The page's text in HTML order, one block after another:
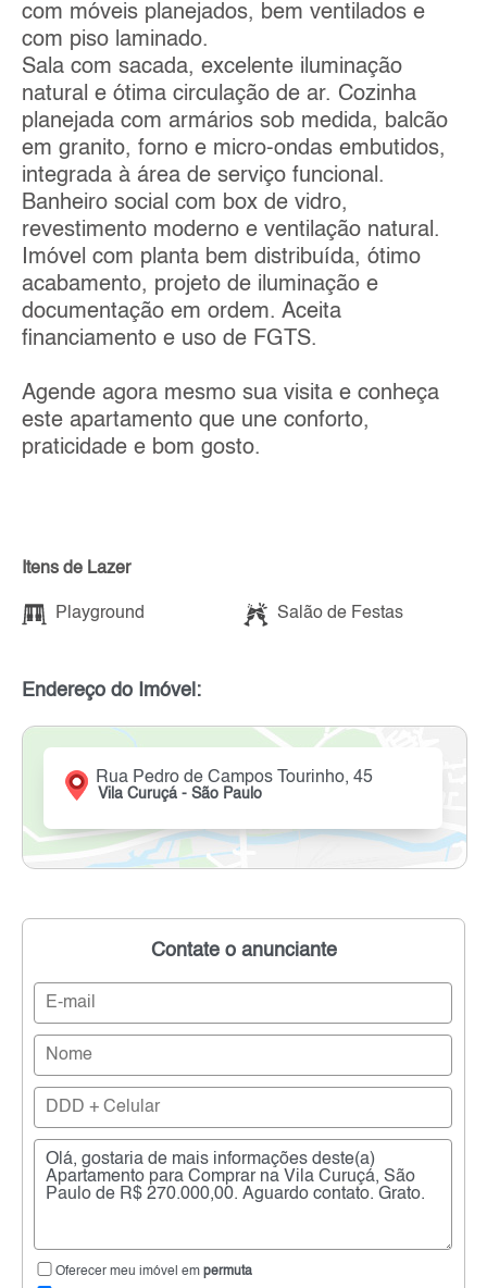
com móveis planejados, bem ventilados e
com piso laminado.
Sala com sacada, excelente iluminação
natural e ótima circulação de ar. Cozinha
planejada com armários sob medida, balcão
em granito, forno e micro-ondas embutidos,
integrada à área de serviço funcional.
Banheiro social com box de vidro,
revestimento moderno e ventilação natural.
Imóvel com planta bem distribuída, ótimo
acabamento, projeto de iluminação e
documentação em ordem. Aceita
financiamento e uso de FGTS.
Agende agora mesmo sua visita e conheça
este apartamento que une conforto,
praticidade e bom gosto.
Itens de Lazer
Playground Salão de Festas
Endereço do Imóvel:
Rua Pedro de Campos Tourinho, 45
Vila Curuçá - São Paulo
Contate o anunciante
Oferecer meu imóvel em permuta